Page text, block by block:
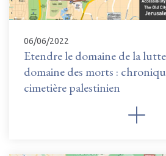
06/06/2022
Etendre le domaine de la
domaine des morts :
cimetière palestinien